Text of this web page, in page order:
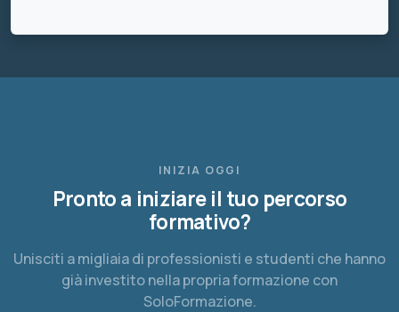
INIZIA OGGI
Pronto a iniziare il tuo percorso
formativo?
Unisciti a migliaia di professionisti e studenti che hanno
già investito nella propria formazione con
SoloFormazione.